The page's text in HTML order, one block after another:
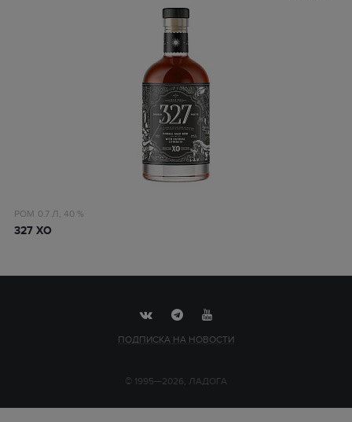
РОМ 0.7 Л, 40 %
327 ХО
ПОДПИСКА НА НОВОСТИ
© 1995—2026, ЛАДОГА